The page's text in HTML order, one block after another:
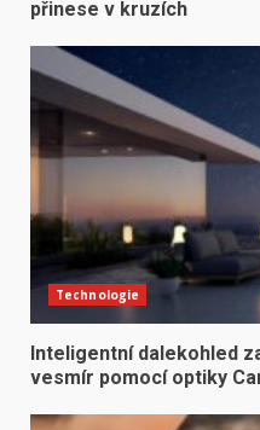
přinese v kruzích
Technologie
Inteligentní dalekohled
vesmír pomocí optiky